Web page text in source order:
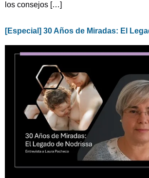
los consejos […]
[Especial] 30 Años de Miradas: El